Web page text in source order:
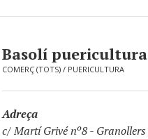
Basolí
COMERÇ (TOTS) / PUERICULTURA
Adreça
c/ Martí Grivé nº8-